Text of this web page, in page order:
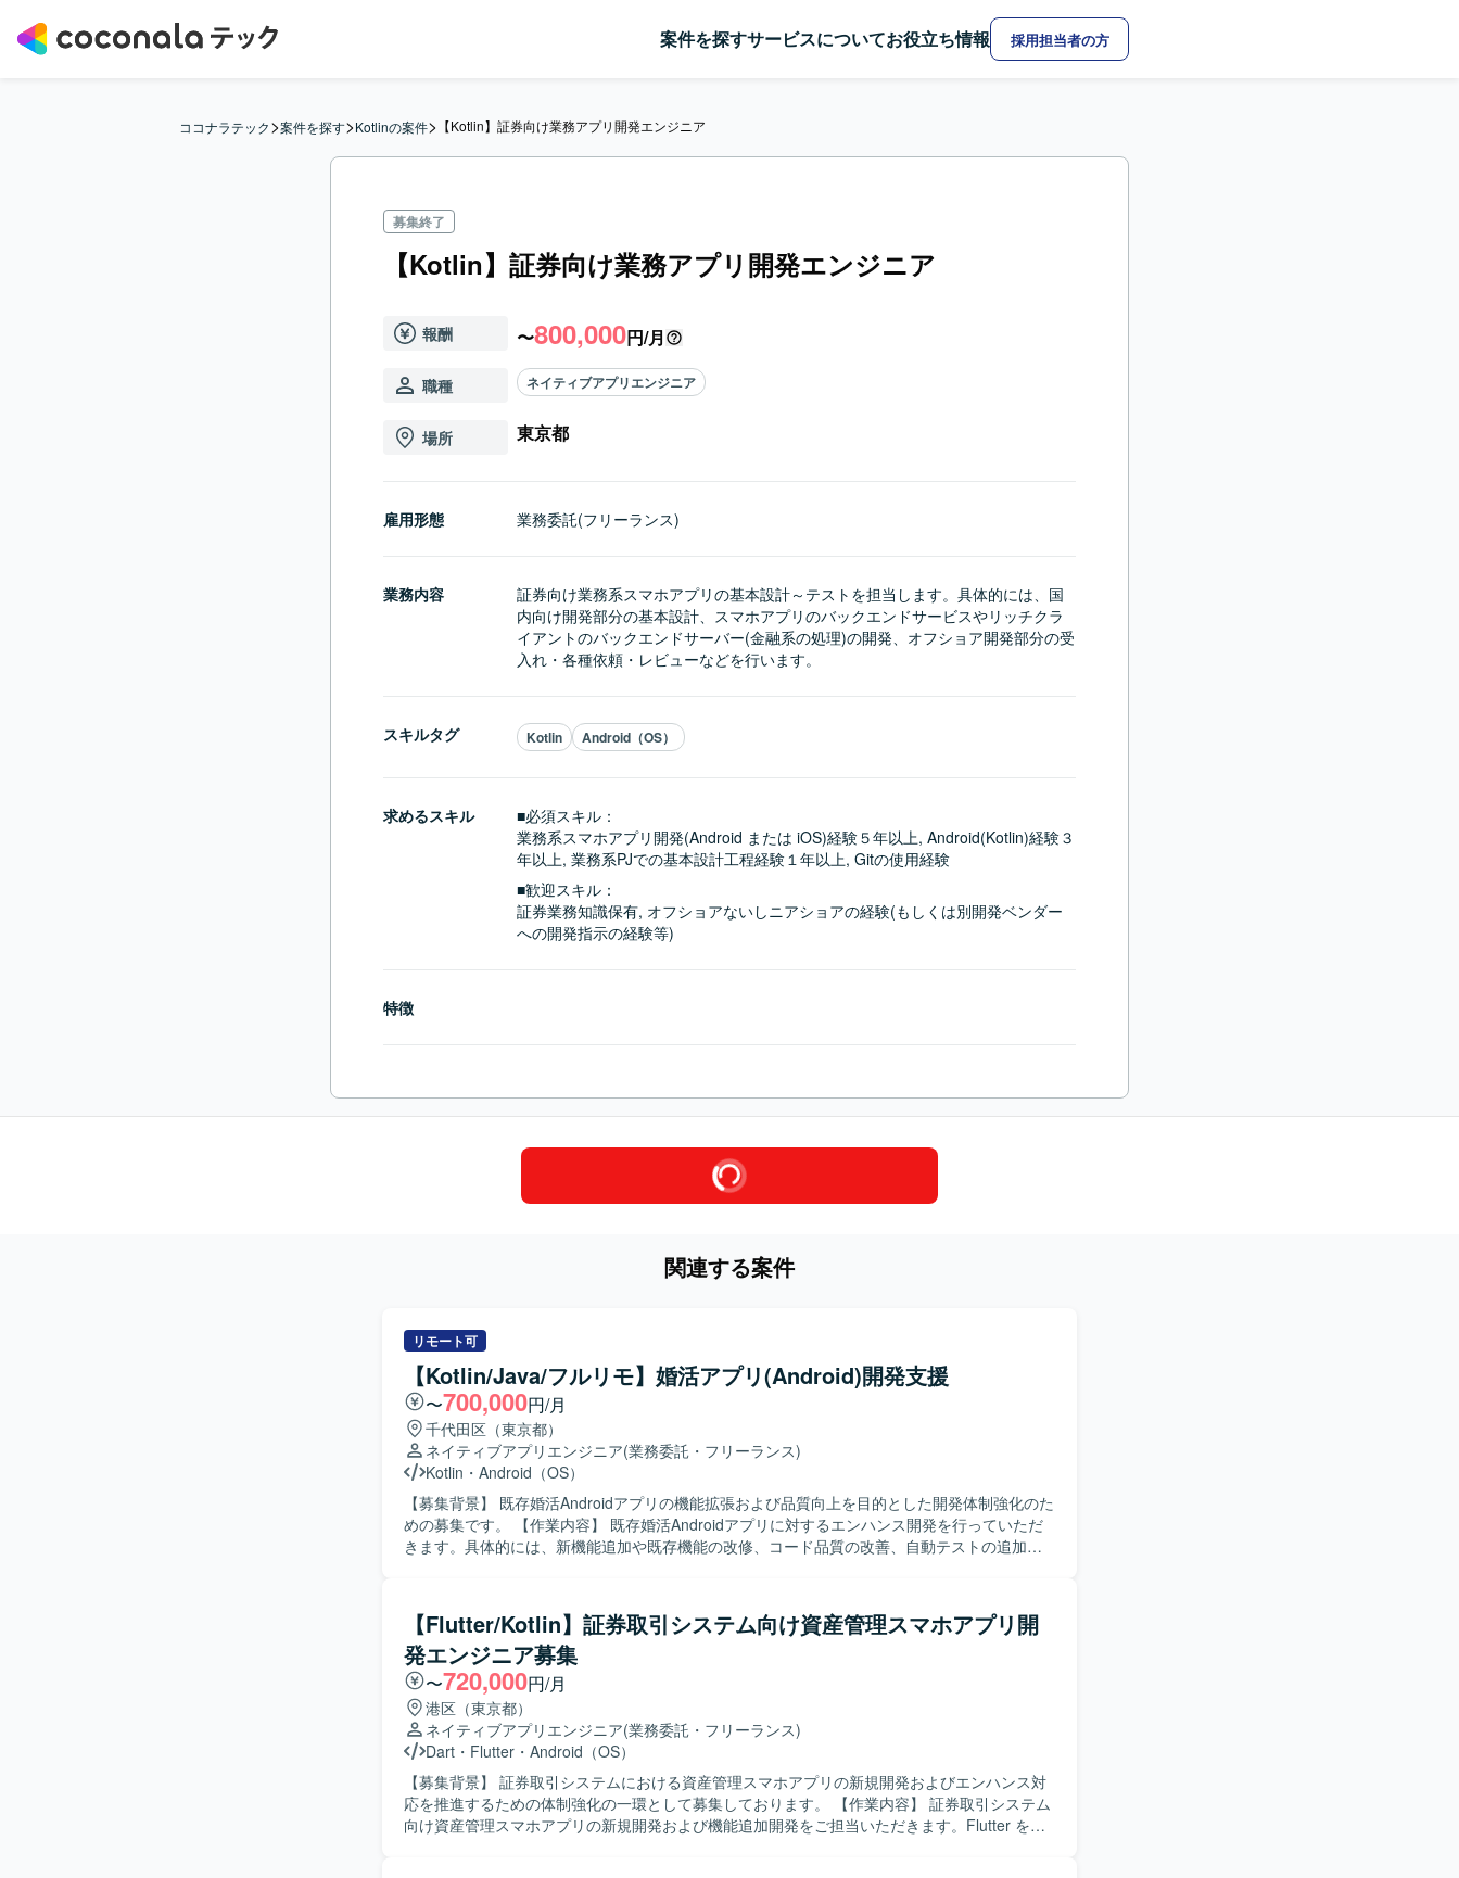
案件を探すサービスについてお役立ち情報 採用担当者の方
ココナラテック>案件を探す>Kotlinの案件> 【Kotlin】証券向け業務アプリ開発エンジニア
募集終了
【Kotlin】証券向け業務アプリ開発エンジニア
報酬 〜800,000円/月
職種 ネイティブアプリエンジニア
場所 東京都
雇用形態 業務委託(フリーランス)
業務内容
証券向け業務系スマホアプリの基本設計～テストを担当します。具体的には、国
内向け開発部分の基本設計、スマホアプリのバックエンドサービスやリッチクラ
イアントのバックエンドサーバー(金融系の処理)の開発、オフショア開発部分の受
入れ・各種依頼・レビューなどを行います。
スキルタグ Kotlin Android（OS）
求めるスキル
■必須スキル：
業務系スマホアプリ開発(Android または iOS)経験５年以上, Android(Kotlin)経験３
年以上, 業務系PJでの基本設計工程経験１年以上, Gitの使用経験
■歓迎スキル：
証券業務知識保有, オフショアないしニアショアの経験(もしくは別開発ベンダー
への開発指示の経験等)
特徴
関連する案件
リモート可
【Kotlin/Java/フルリモ】婚活アプリ(Android)開発支援
〜700,000円/月
千代田区（東京都）
ネイティブアプリエンジニア(業務委託・フリーランス)
Kotlin ・ Android（OS）
【募集背景】 既存婚活Androidアプリの機能拡張および品質向上を目的とした開発体制強化のた
めの募集です。 【作業内容】 既存婚活Androidアプリに対するエンハンス開発を行っていただ
きます。具体的には、新機能追加や既存機能の改修、コード品質の改善、自動テストの追加・
ニケーションが取れ、自ら課題を発見し改善提案ができる方を求めています。既存の設計やテ
スト方針を尊重しつつ、より良いアーキテクチャや開発プロセスを意識して取り組める方が望
ましいです。 【ポジションの魅力】 コンシューマ向け婚活アプリの開発に携わることで、多く
のユーザーに影響力のあるサービス開発経験を積むことができます。既存プロダクトのエンハ
ンス開発を通じて、アーキテクチャ設計や自動テストの実装など、モダンなAndroid開発の知見
を深めることができます。 【開発環境】 Android向けネイティブアプリ開発環境にて、
Kotlin/JavaおよびGitを用いたチーム開発を行います。アーキテクチャはClean Architectureを意
識した構成となっている想定です。
【Flutter/Kotlin】証券取引システム向け資産管理スマホアプリ開
発エンジニア募集
〜720,000円/月
港区（東京都）
ネイティブアプリエンジニア(業務委託・フリーランス)
Dart ・ Flutter ・ Android（OS）
【募集背景】 証券取引システムにおける資産管理スマホアプリの新規開発およびエンハンス対
応を推進するための体制強化の一環として募集しております。 【作業内容】 証券取引システム
向け資産管理スマホアプリの新規開発および機能追加開発をご担当いただきます。Flutter を用